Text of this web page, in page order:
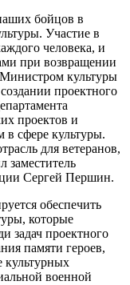
бойцов в
Участие в
человека, и
при возвращении
культуры
проектного
проектов и
в сфере культуры.
для ветеранов,
Сергей Першин.
обеспечить
которые
задач проектного
памяти героев,
культурных
военной